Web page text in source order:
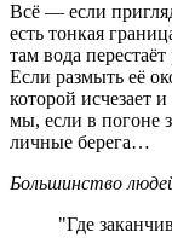
Всё — если
есть тонкая
там вода перестаёт
Если размыть её
которой исчезает
мы, если в погоне
личные берега…
Большинство
"Где